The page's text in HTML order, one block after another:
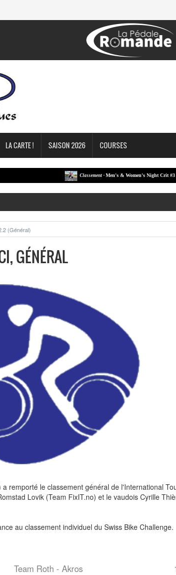
LA CARTE ! SAISON 2026 COURSES
Classement -Men's & Women's Night Crit #3
(Général)
GÉNÉRAL
remporté le classement général de l'International
Lovik (Team FixIT.no) et le vaudois Cyrille
au classement individuel du Swiss Bike Challenge.
Team Roth - Akros